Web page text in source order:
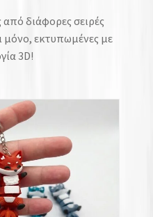
διάφορες σειρές
μόνο, εκτυπωμένες με
3D!